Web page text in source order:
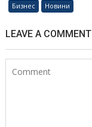
Бизнес Новини
LEAVE A COMMENT